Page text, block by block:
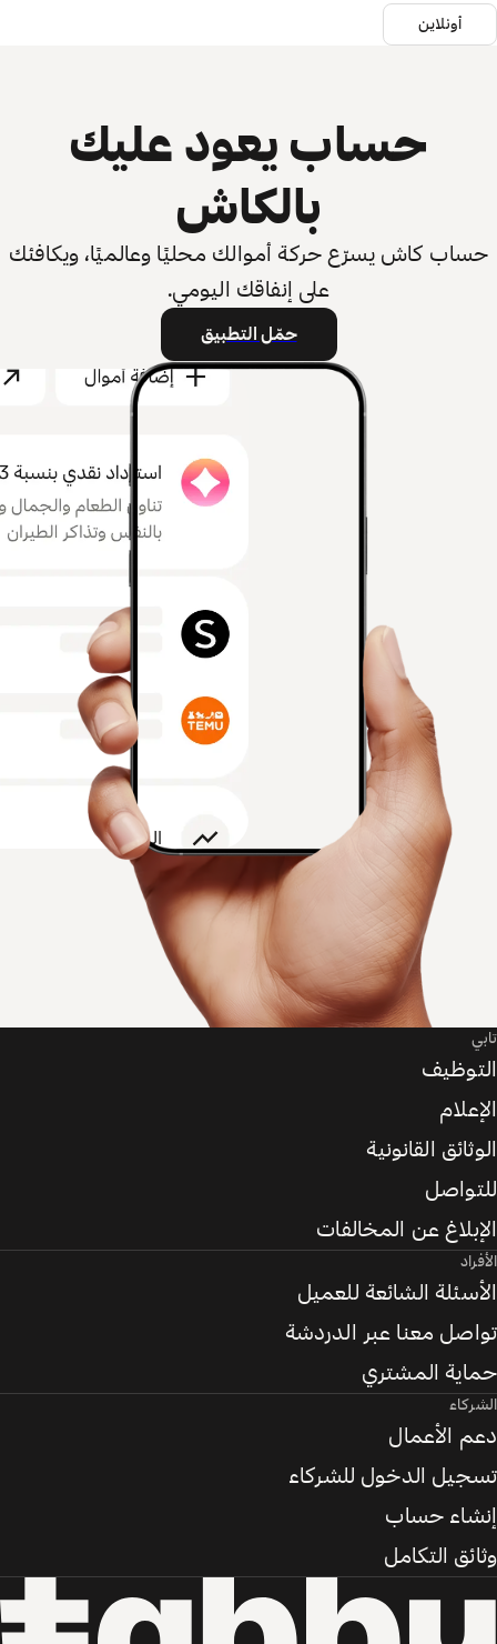
أونلاين
حساب يعود عليك
بالكاش
حساب كاش يسرّع حركة أموالك محليًا وعالميًا، ويكافئك
على إنفاقك اليومي.
حمّل التطبيق
تابي
التوظيف
الإعلام
الوثائق القانونية
للتواصل
الإبلاغ عن المخالفات
الأفراد
الأسئلة الشائعة للعميل
تواصل معنا عبر الدردشة
حماية المشتري
الشركاء
دعم الأعمال
تسجيل الدخول للشركاء
إنشاء حساب
وثائق التكامل